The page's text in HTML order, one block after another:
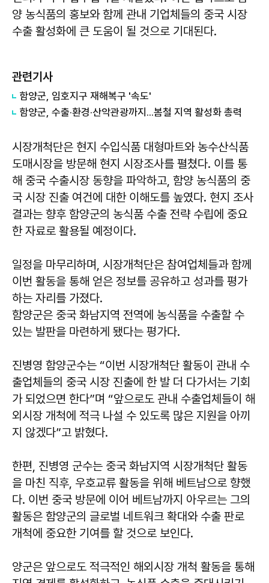
양 농식품의 홍보와 함께 관내 기업체들의 중국 시장
수출 활성화에 큰 도움이 될 것으로 기대된다.
관련기사
함양군, 임호지구 재해복구 '속도'
함양군, 수출·환경·산악관광까지...봄철 지역 활성화 총력
시장개척단은 현지 수입식품 대형마트와 농수산식품
도매시장을 방문해 현지 시장조사를 펼쳤다. 이를 통
해 중국 수출시장 동향을 파악하고, 함양 농식품의 중
국 시장 진출 여건에 대한 이해도를 높였다. 현지 조사
결과는 향후 함양군의 농식품 수출 전략 수립에 중요
한 자료로 활용될 예정이다.
일정을 마무리하며, 시장개척단은 참여업체들과 함께
이번 활동을 통해 얻은 정보를 공유하고 성과를 평가
하는 자리를 가졌다.
함양군은 중국 화남지역 전역에 농식품을 수출할 수
있는 발판을 마련하게 됐다는 평가다.
진병영 함양군수는 “이번 시장개척단 활동이 관내 수
출업체들의 중국 시장 진출에 한 발 더 다가서는 기회
가 되었으면 한다”며 “앞으로도 관내 수출업체들이 해
외시장 개척에 적극 나설 수 있도록 많은 지원을 아끼
지 않겠다”고 밝혔다.
한편, 진병영 군수는 중국 화남지역 시장개척단 활동
을 마친 직후, 우호교류 활동을 위해 베트남으로 향했
다. 이번 중국 방문에 이어 베트남까지 아우르는 그의
활동은 함양군의 글로벌 네트워크 확대와 수출 판로
개척에 중요한 기여를 할 것으로 보인다.
양군은 앞으로도 적극적인 해외시장 개척 활동을 통해